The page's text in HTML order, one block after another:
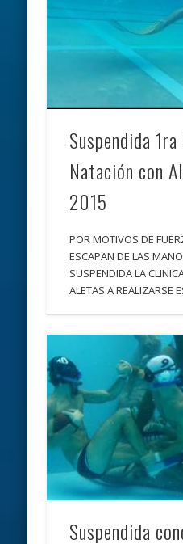
Suspendida
Natación con
2015
POR MOTIVOS DE
ESCAPAN DE LAS
SUSPENDIDA LA
ALETAS A REALIZARSE
Suspendida